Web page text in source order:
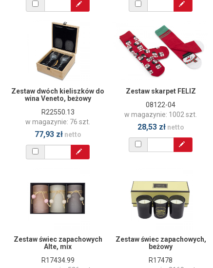
Zestaw dwóch kieliszków do
wina Veneto, beżowy
R22550.13
w magazynie: 76 szt.
77,93 złnetto
Zestaw skarpet FELIZ
08122-04
w magazynie: 1002 szt.
28,53 złnetto
Zestaw świec zapachowych
Alte, mix
R17434.99
Zestaw świec zapachowych,
beżowy
R17478